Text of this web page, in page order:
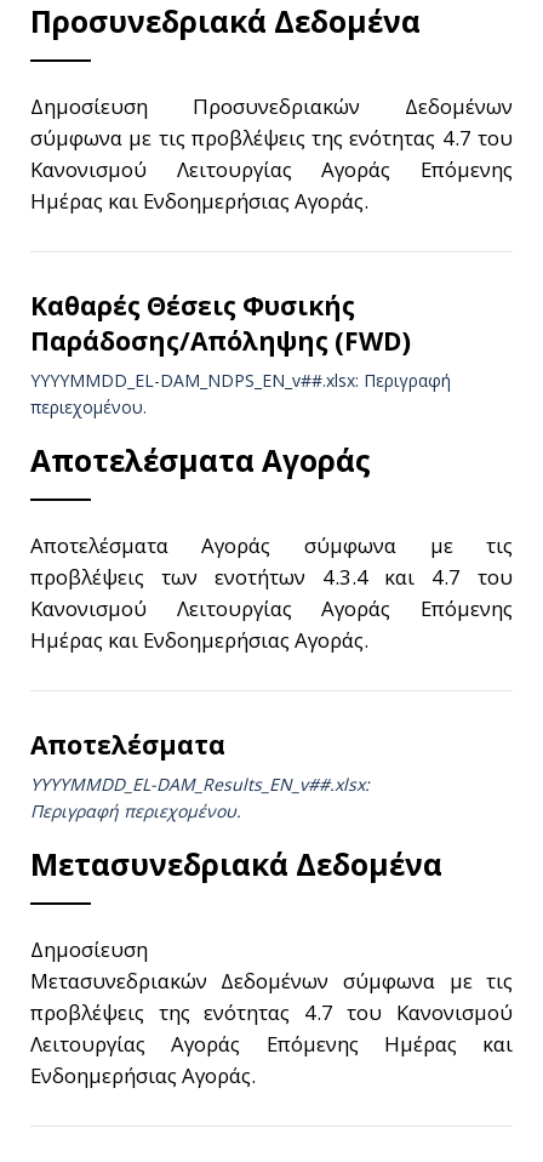
Προσυνεδριακά Δεδομένα
Δημοσίευση Προσυνεδριακών Δεδομένων
σύμφωνα με τις προβλέψεις της ενότητας 4.7 του
Κανονισμού Λειτουργίας Αγοράς Επόμενης
Ημέρας και Ενδοημερήσιας Αγοράς.
Καθαρές Θέσεις Φυσικής
Παράδοσης/Απόληψης (FWD)
YYYYMMDD_EL-DAM_NDPS_ΕΝ_v##.xlsx: Περιγραφή
περιεχομένου.
Αποτελέσματα Αγοράς
Αποτελέσματα Αγοράς σύμφωνα με τις
προβλέψεις των ενοτήτων 4.3.4 και 4.7 του
Κανονισμού Λειτουργίας Αγοράς Επόμενης
Ημέρας και Ενδοημερήσιας Αγοράς.
Αποτελέσματα
YYYYMMDD_EL-DAM_Results_ΕΝ_v##.xlsx:
Περιγραφή περιεχομένου.
Μετασυνεδριακά Δεδομένα
Δημοσίευση
Μετασυνεδριακών Δεδομένων σύμφωνα με τις
προβλέψεις της ενότητας 4.7 του Κανονισμού
Λειτουργίας Αγοράς Επόμενης Ημέρας και
Ενδοημερήσιας Αγοράς.